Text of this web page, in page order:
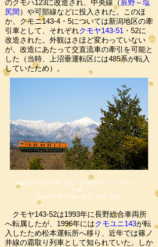
のクモハ123に改造され、中央線（ 辰野～塩
尻間）や可部線などに投入された。このほ
か、クモニ143-4・5については新潟地区の牽
引車として、それぞれクモヤ143-51 ・52に
改造された。外観はさほど変わっていない
が、改造にあたって交直流車の牽引を可能と
した（当時、上沼垂運転区には485系が転入
していたため）。
▲霜取りを終え松本へ戻る。冬の信州らしい、きりっとし
た朝。
（2014年3月／＠篠ノ井線 明科～田沢）
クモヤ143-52は1993年に長野総合車両所
へ転属したが、1996年にはクモユニ143が転
入したため松本運転所へ移り、近年では篠ノ
井線の霜取り列車として知られていた。しか